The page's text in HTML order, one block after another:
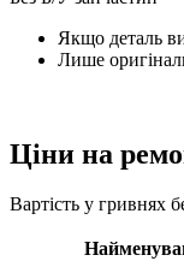
Якщо деталь
Лише
Ціни на
Вартість у гривнях